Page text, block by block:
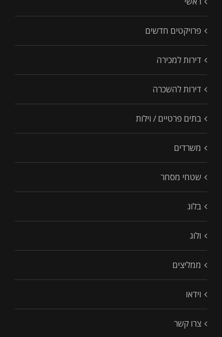
פרויקטים חדשים
דירות למכירה
דירות להשכרה
בתים פרטיים / וילות
משרדים
שטחי מסחר
בלוג
ולוג
ממליצים
וידאו
צרו קשר